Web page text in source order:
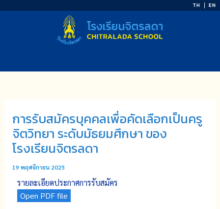
TH EN
การรับสมัครบุคคลเพื่อคัดเลือกเป็นครู
จิตวิทยา ระดับมัธยมศึกษา ของ
โรงเรียนจิตรลดา
19 พฤศจิกายน 2025
รายละเอียดประกาศการรับสมัคร
Open PDF file